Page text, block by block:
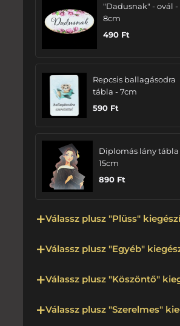
"Dadusnak" - ovál -
8cm
490 Ft
Repcsis ballagásodra
tábla - 7cm
590 Ft
Diplomás lány tábla
15cm
890 Ft
Válassz plusz "Plüss"
Válassz plusz "Egyéb"
Válassz plusz "Köszöntő"
Válassz plusz "Szerelmes"